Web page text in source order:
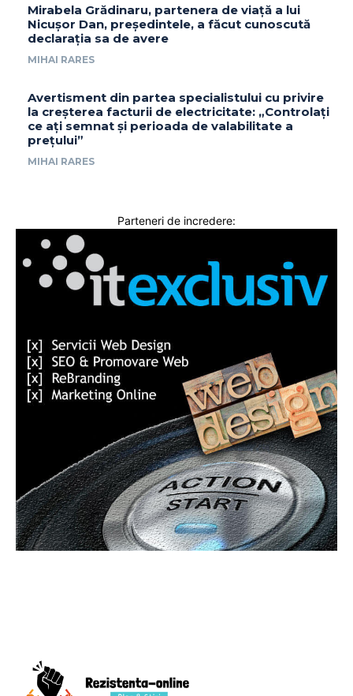
Mirabela Grădinaru, partenera de viață a lui
Nicușor Dan, președintele, a făcut cunoscută
declarația sa de avere
MIHAI RARES
Avertisment din partea specialistului cu privire
la creșterea facturii de electricitate: „Controlați
ce ați semnat și perioada de valabilitate a
prețului”
MIHAI RARES
Parteneri de incredere: